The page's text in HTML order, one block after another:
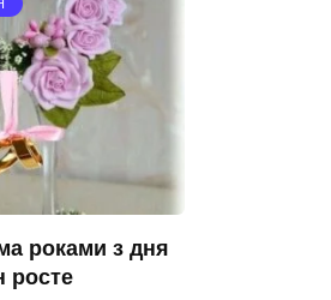
роками з дня
росте